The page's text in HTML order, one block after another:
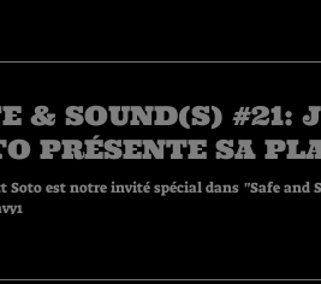
& SOUND(S) #21:
PRÉSENTE SA
EN
HEAVY1
Soto est notre invité spécial dans "Safe and